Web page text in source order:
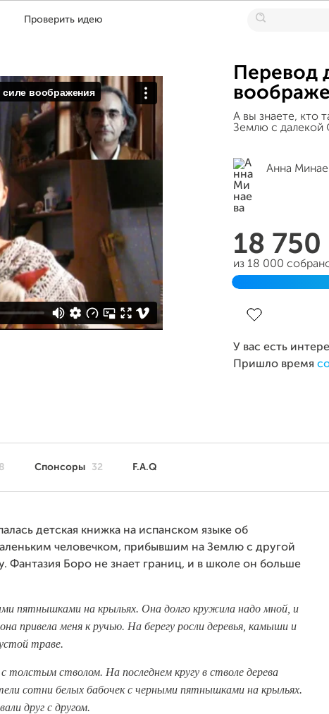
Проверить идею
Перевод
А вы знаете, кто
Землю с далекой
Анна
18 750
из 18 000
У вас есть
Пришло время
8 Спонсоры 32 F.A.Q
детская книжка на испанском языке об
человечком, прибывшим на Землю с другой
Боро не знает границ, и в школе он больше
пятнышками на крыльях. Она долго кружила надо мной, и
привела меня к ручью. На берегу росли деревья, камыши и
траве.
с толстым стволом. На последнем кругу в стволе дерева
сотни белых бабочек с черными пятнышками на крыльях.
друг с другом.